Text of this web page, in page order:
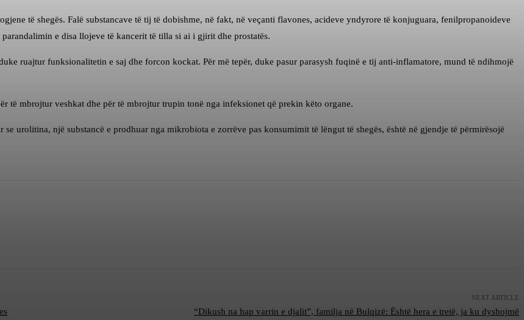
të shegës. Falë substancave të tij të dobishme, në fakt, në veçanti flavones, acideve yndyrore të konjuguara, fenilpropanoideve
e disa llojeve të kancerit të tilla si ai i gjirit dhe prostatës.
ruajtur funksionalitetin e saj dhe forcon kockat. Për më tepër, duke pasur parasysh fuqinë e tij anti-inflamatore, mund të ndihmojë
të mbrojtur veshkat dhe për të mbrojtur trupin tonë nga infeksionet që prekin këto organe.
se urolitina, një substancë e prodhuar nga mikrobiota e zorrëve pas konsumimit të lëngut të shegës, është në gjendje të përmirësojë
NEXT ARTICLE
“Dikush na hap varrin e djalit”, familja në Bulqizë: Është hera e tretë, ja ku dyshojmë